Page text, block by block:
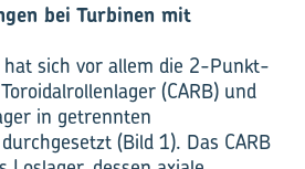
bei Turbinen mit
sich vor allem die 2-Punkt-
(CARB) und
in getrennten
(Bild 1). Das CARB